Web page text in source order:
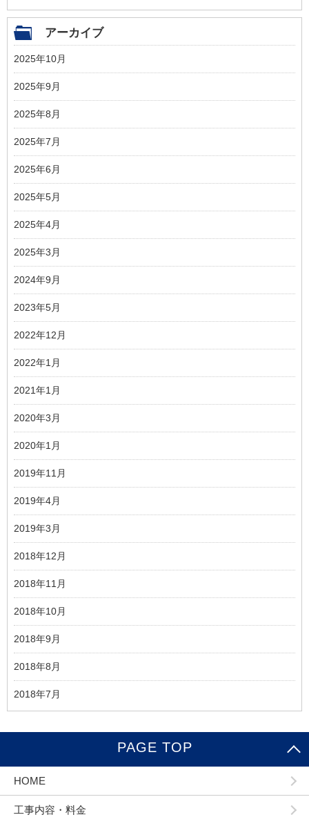
アーカイブ
2025年10月
2025年9月
2025年8月
2025年7月
2025年6月
2025年5月
2025年4月
2025年3月
2024年9月
2023年5月
2022年12月
2022年1月
2021年1月
2020年3月
2020年1月
2019年11月
2019年4月
2019年3月
2018年12月
2018年11月
2018年10月
2018年9月
2018年8月
2018年7月
PAGE TOP
HOME
工事内容・料金